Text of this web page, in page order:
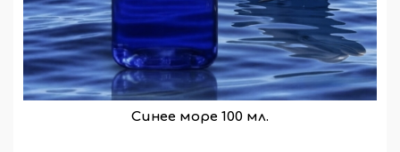
Синее море 100 мл.